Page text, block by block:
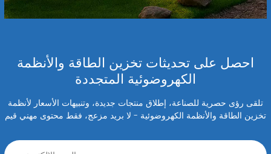
احصل على تحديثات تخزين الطاقة والأنظمة
الكهروضوئية المتجددة
تلقى رؤى حصرية للصناعة، إطلاق منتجات جديدة، وتنبيهات الأسعار لأنظمة
تخزين الطاقة والأنظمة الكهروضوئية - لا بريد مزعج، فقط محتوى مهني قيم